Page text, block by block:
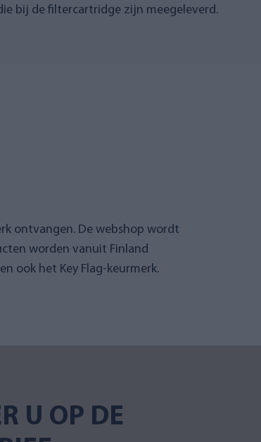
bij de filtercartridge zijn meegeleverd.
ontvangen. De webshop wordt
worden vanuit Finland
ook het Key Flag-keurmerk.
U OP DE